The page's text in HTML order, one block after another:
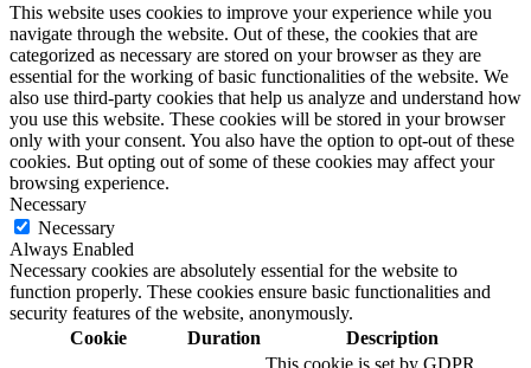
This website uses cookies to improve your experience while you
navigate through the website. Out of these, the cookies that are
categorized as necessary are stored on your browser as they are
essential for the working of basic functionalities of the website. We
also use third-party cookies that help us analyze and understand how
you use this website. These cookies will be stored in your browser
only with your consent. You also have the option to opt-out of these
cookies. But opting out of some of these cookies may affect your
browsing experience.
Necessary
Necessary
Always Enabled
Necessary cookies are absolutely essential for the website to
function properly. These cookies ensure basic functionalities and
security features of the website, anonymously.
Cookie
Duration
Description
This cookie is set by GDPR